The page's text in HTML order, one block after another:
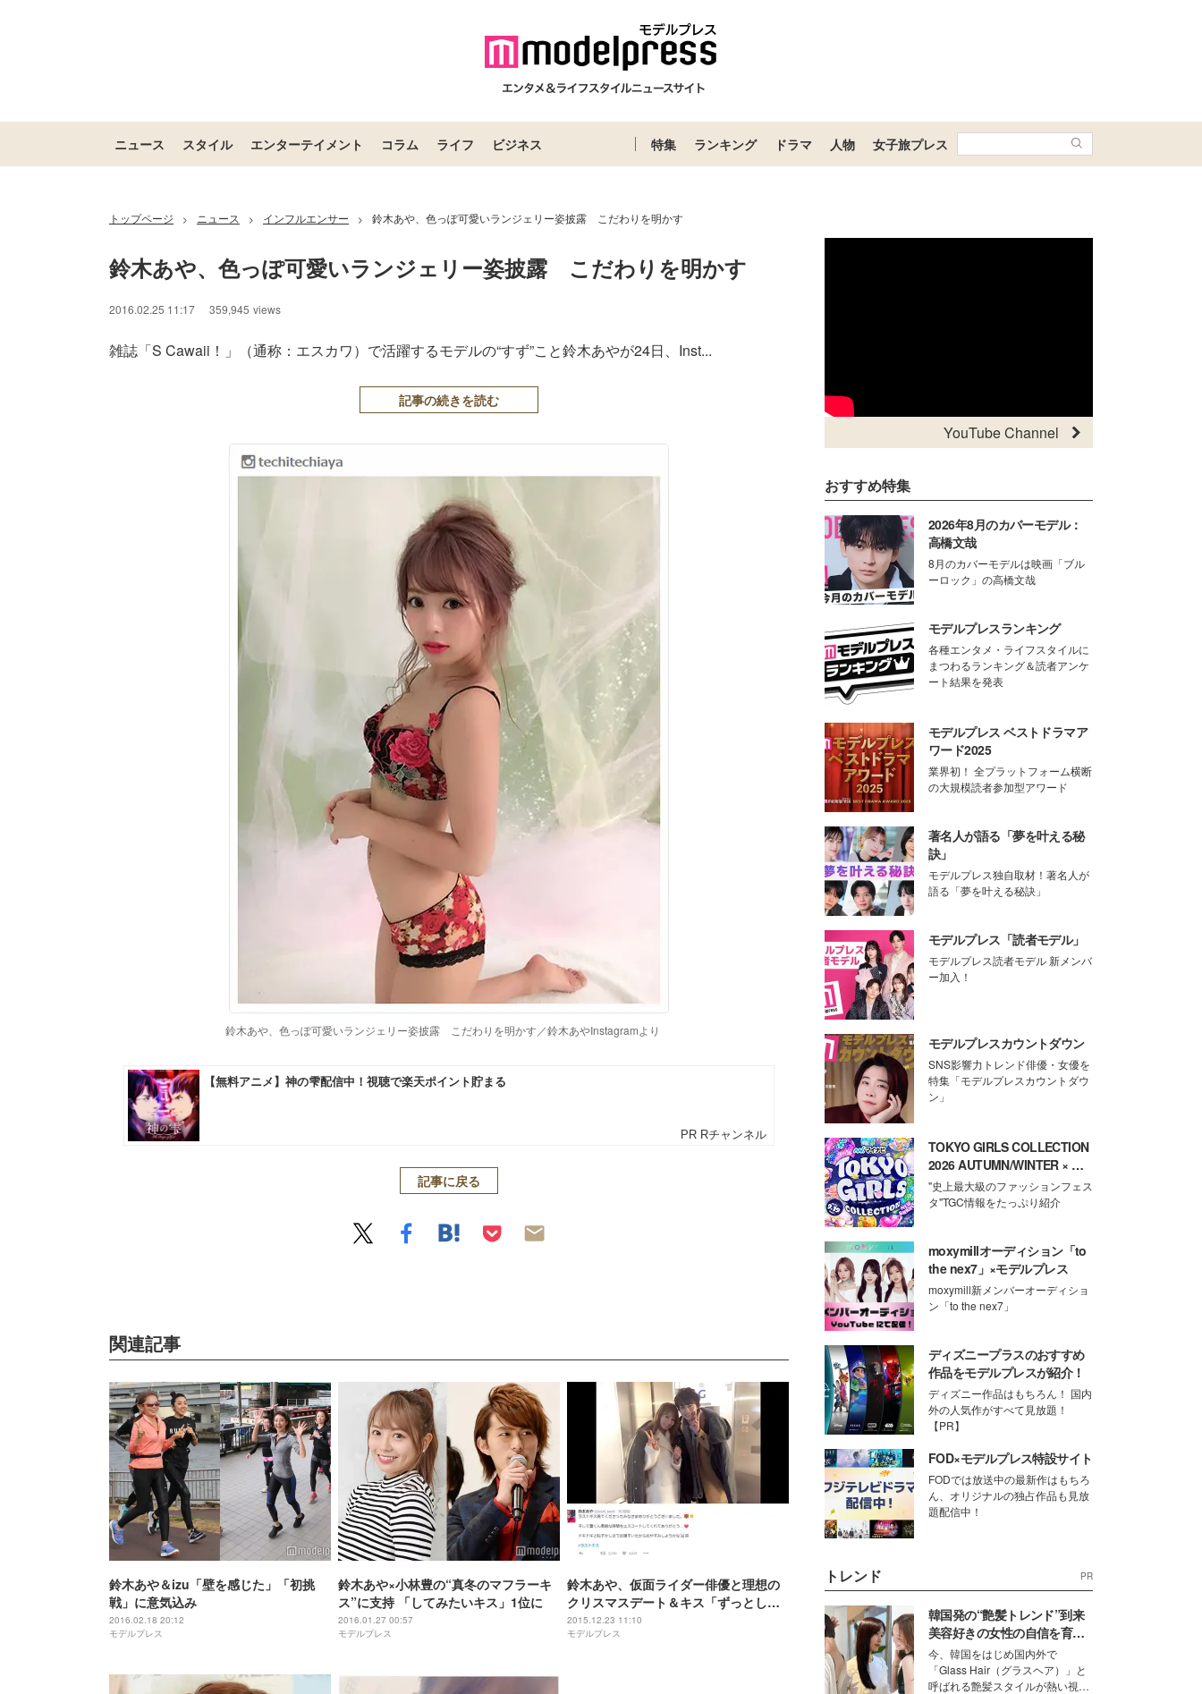
ニュース スタイル エンターテイメント コラム ライフ ビジネス 特集 ランキング ドラマ 人物 女子旅プレス
トップページ > ニュース > インフルエンサー > 鈴木あや、色っぽ可愛いランジェリー姿披露 こだわりを明かす
鈴木あや、色っぽ可愛いランジェリー姿披露　こだわりを明かす
2016.02.25 11:17 359,945 views
雑誌「S Cawaii！」（通称：エスカワ）で活躍するモデルの“すず”こと鈴木あやが24日、Inst...
記事の続きを読む
鈴木あや、色っぽ可愛いランジェリー姿披露 こだわりを明かす／鈴木あやInstagramより
記事に戻る
関連記事
鈴木あや＆izu「壁を感じた」「初挑
戦」に意気込み
2016.02.18 20:12
モデルプレス
鈴木あや×小林豊の“真冬のマフラーキ
ス”に支持 「してみたいキス」1位に
2016.01.27 00:57
モデルプレス
鈴木あや、仮面ライダー俳優と理想の
クリスマスデート＆キス「ずっとして
たかった」
2015.12.23 11:10
モデルプレス
YouTube Channel
おすすめ特集
2026年8月のカバーモデル：
高橋文哉
8月のカバーモデルは映画「ブル
ーロック」の高橋文哉
モデルプレスランキング
各種エンタメ・ライフスタイルに
まつわるランキング＆読者アンケ
ート結果を発表
モデルプレス ベストドラマア
ワード2025
業界初！ 全プラットフォーム横断
の大規模読者参加型アワード
著名人が語る「夢を叶える秘
訣」
モデルプレス独自取材！著名人が
語る「夢を叶える秘訣」
モデルプレス「読者モデル」
モデルプレス読者モデル 新メンバ
ー加入！
モデルプレスカウントダウン
SNS影響力トレンド俳優・女優を
特集「モデルプレスカウントダウ
ン」
TOKYO GIRLS COLLECTION
2026 AUTUMN/WINTER × モ
デルプレス
"史上最大級のファッションフェス
タ"TGC情報をたっぷり紹介
moxymillオーディション「to
the nex7」×モデルプレス
moxymill新メンバーオーディショ
ン「to the nex7」
ディズニープラスのおすすめ
作品をモデルプレスが紹介！
ディズニー作品はもちろん！ 国内
外の人気作がすべて見放題！
【PR】
FOD×モデルプレス特設サイト
FODでは放送中の最新作はもちろ
ん、オリジナルの独占作品も見放
題配信中！
トレンド PR
韓国発の“艶髪トレンド”到来
美容好きの女性の自信を育む
「ヘアケア事情」って？
今、韓国をはじめ国内外で
「Glass Hair（グラスヘア）」と
呼ばれる艶髪スタイルが熱い視線